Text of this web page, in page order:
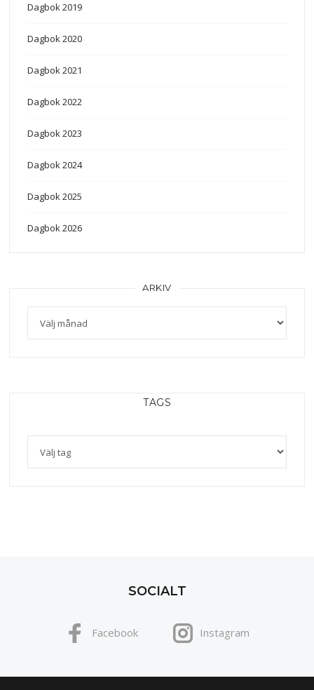
Dagbok 2019
Dagbok 2020
Dagbok 2021
Dagbok 2022
Dagbok 2023
Dagbok 2024
Dagbok 2025
Dagbok 2026
ARKIV
Arkiv
TAGS
SOCIALT
Facebook Instagram